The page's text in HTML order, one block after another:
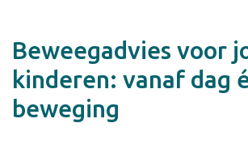
Beweegadvies voor
kinderen: vanaf dag
beweging